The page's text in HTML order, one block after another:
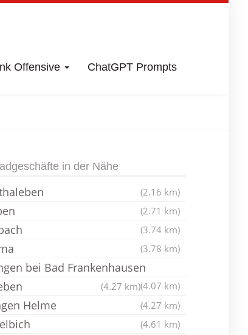
Offensive ChatGPT Prompts
in der Nähe
(2.16 km)
(2.71 km)
(3.74 km)
(3.78 km)
bei Bad Frankenhausen
(4.07 km)
(4.27 km)
Helme (4.27 km)
(4.61 km)